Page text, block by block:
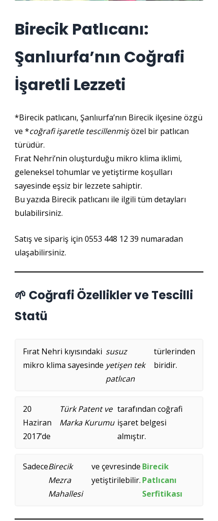
Birecik Patlıcanı:
Şanlıurfa’nın Coğrafi
İşaretli Lezzeti
*Birecik patlıcanı, Şanlıurfa’nın Birecik ilçesine özgü
ve *coğrafi işaretle tescillenmişözel bir patlıcan
türüdür.
Fırat Nehri’nin oluşturduğu mikro klima iklimi,
geleneksel tohumlar ve yetiştirme koşulları
sayesinde eşsiz bir lezzete sahiptir.
Bu yazıda Birecik patlıcanı ile ilgili tüm detayları
bulabilirsiniz.
Satış ve sipariş için 0553 448 12 39 numaradan
ulaşabilirsiniz.
🌱 Coğrafi Özellikler ve Tescilli
Statü
Fırat Nehri kıyısındaki
mikro klima sayesinde
susuz
yetişen tek
patlıcan
türlerinden
biridir.
20
Haziran
2017’de
Türk Patent ve
Marka Kurumu
tarafından coğrafi
işaret belgesi
almıştır.
SadeceBirecik
Mezra
Mahallesi
ve çevresinde
yetiştirilebilir.
Birecik
Patlıcanı
Serfitikası